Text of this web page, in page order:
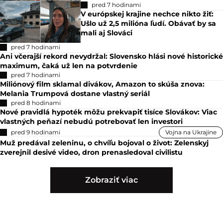
pred 7 hodinami
V európskej krajine nechce nikto žiť:
Ušlo už 2,5 milióna ľudí. Obávať by sa
mali aj Slováci
pred 7 hodinami
Ani včerajší rekord nevydržal: Slovensko hlási nové historické
maximum, čaká už len na potvrdenie
pred 7 hodinami
Miliónový film sklamal divákov, Amazon to skúša znova:
Melania Trumpová dostane vlastný seriál
pred 8 hodinami
Nové pravidlá hypoték môžu prekvapiť tisíce Slovákov: Viac
vlastných peňazí nebudú potrebovať len investori
pred 9 hodinami Vojna na Ukrajine
Muž predával zeleninu, o chvíľu bojoval o život: Zelenskyj
zverejnil desivé video, dron prenasledoval civilistu
Zobraziť viac